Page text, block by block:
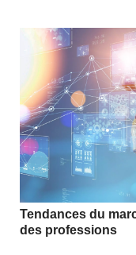
Tendances du
des professions